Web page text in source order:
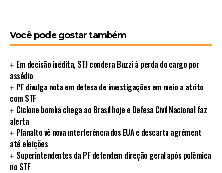
Você pode gostar também
Em decisão inédita, STJ condena Buzzi à perda do cargo por
assédio
PF divulga nota em defesa de investigações em meio a atrito
com STF
Ciclone bomba chega ao Brasil hoje e Defesa Civil Nacional faz
alerta
Planalto vê nova interferência dos EUA e descarta agrément
até eleições
Superintendentes da PF defendem direção geral após polêmica
no STF